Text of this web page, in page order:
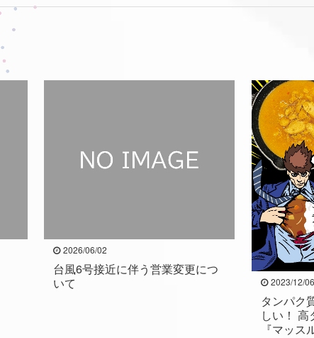
2026/06/02
台風6号接近に伴う営業変更につ
いて
2023/12/06
タンパク
しい！
『マッス